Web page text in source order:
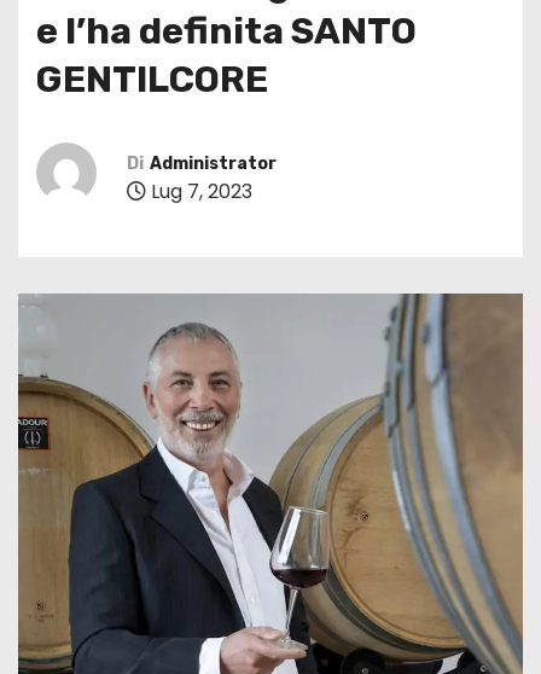
e l’ha definita SANTO
GENTILCORE
Di Administrator
Lug 7, 2023